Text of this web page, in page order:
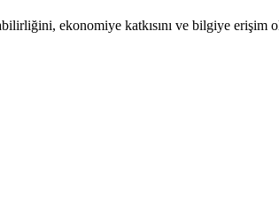
ekonomiye katkısını ve bilgiye erişim